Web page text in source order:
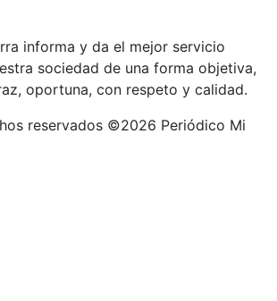
informa y da el mejor servicio
sociedad de una forma objetiva,
oportuna, con respeto y calidad.
reservados ©2026 Periódico Mi